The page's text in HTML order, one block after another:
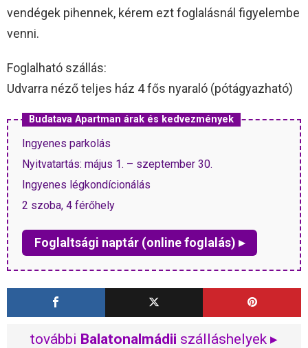
vendégek pihennek, kérem ezt foglalásnál figyelembe
venni.
Foglalható szállás:
Udvarra néző teljes ház 4 fős nyaraló (pótágyazható)
Budatava Apartman árak és kedvezmények
Ingyenes parkolás
Nyitvatartás: május 1. – szeptember 30.
Ingyenes légkondícionálás
2 szoba, 4 férőhely
Foglaltsági naptár (online foglalás) ▸
további Balatonalmádii szálláshelyek ▸